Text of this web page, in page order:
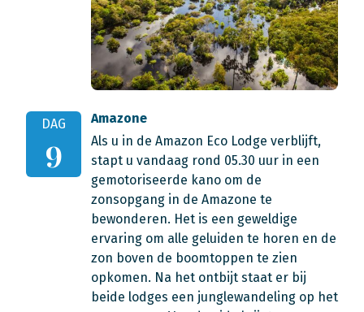
DAG
9
Amazone
Als u in de Amazon Eco Lodge verblijft,
stapt u vandaag rond 05.30 uur in een
gemotoriseerde kano om de
zonsopgang in de Amazone te
bewonderen. Het is een geweldige
ervaring om alle geluiden te horen en de
zon boven de boomtoppen te zien
opkomen. Na het ontbijt staat er bij
beide lodges een junglewandeling op het